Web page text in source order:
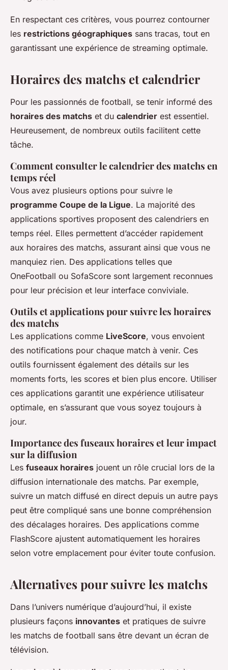
En respectant ces critères, vous pourrez contourner
les restrictions géographiques sans tracas, tout en
garantissant une expérience de streaming optimale.
Horaires des matchs et calendrier
Pour les passionnés de football, se tenir informé des
horaires des matchs et du calendrier est essentiel.
Heureusement, de nombreux outils facilitent cette
tâche.
Comment consulter le calendrier des matchs en
temps réel
Vous avez plusieurs options pour suivre le
programme Coupe de la Ligue. La majorité des
applications sportives proposent des calendriers en
temps réel. Elles permettent d’accéder rapidement
aux horaires des matchs, assurant ainsi que vous ne
manquiez rien. Des applications telles que
OneFootball ou SofaScore sont largement reconnues
pour leur précision et leur interface conviviale.
Outils et applications pour suivre les horaires
des matchs
Les applications comme LiveScore, vous envoient
des notifications pour chaque match à venir. Ces
outils fournissent également des détails sur les
moments forts, les scores et bien plus encore. Utiliser
ces applications garantit une expérience utilisateur
optimale, en s’assurant que vous soyez toujours à
jour.
Importance des fuseaux horaires et leur impact
sur la diffusion
Les fuseaux horaires jouent un rôle crucial lors de la
diffusion internationale des matchs. Par exemple,
suivre un match diffusé en direct depuis un autre pays
peut être compliqué sans une bonne compréhension
des décalages horaires. Des applications comme
FlashScore ajustent automatiquement les horaires
selon votre emplacement pour éviter toute confusion.
Alternatives pour suivre les matchs
Dans l’univers numérique d’aujourd’hui, il existe
plusieurs façons innovantes et pratiques de suivre
les matchs de football sans être devant un écran de
télévision.